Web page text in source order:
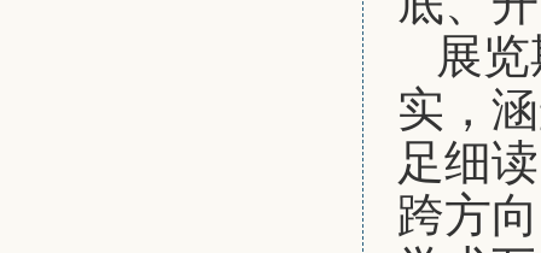
展
实，
足细
跨方